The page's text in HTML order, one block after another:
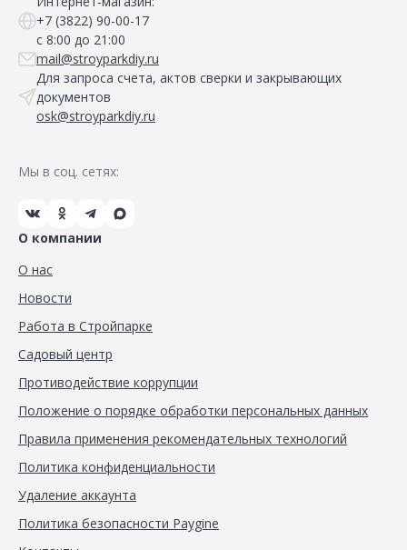
+7 (3822) 90-00-17
с 8:00 до 21:00
mail@stroyparkdiy.ru
Для запроса счета, актов сверки и закрывающих
документов
osk@stroyparkdiy.ru
Мы в соц. сетях:
О компании
О нас
Новости
Работа в Стройпарке
Садовый центр
Противодействие коррупции
Положение о порядке обработки персональных данных
Правила применения рекомендательных технологий
Политика конфиденциальности
Удаление аккаунта
Политика безопасности Paygine